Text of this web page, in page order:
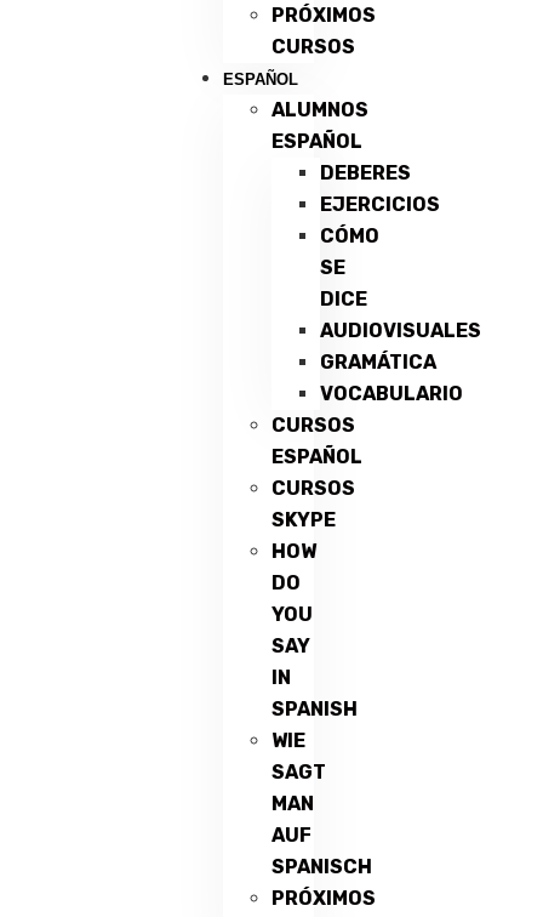
PRÓXIMOS
CURSOS
ESPAÑOL
ALUMNOS
ESPAÑOL
DEBERES
EJERCICIOS
CÓMO
SE
DICE
AUDIOVISUALES
GRAMÁTICA
VOCABULARIO
CURSOS
ESPAÑOL
CURSOS
SKYPE
HOW
DO
YOU
SAY
IN
SPANISH
WIE
SAGT
MAN
AUF
SPANISCH
PRÓXIMOS